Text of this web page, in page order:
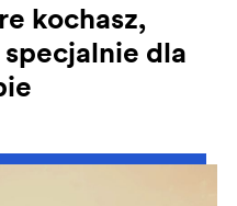
kochasz,
dla